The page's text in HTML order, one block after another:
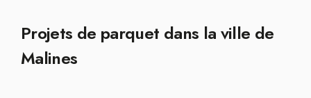
Projets de parquet dans la ville de
Malines